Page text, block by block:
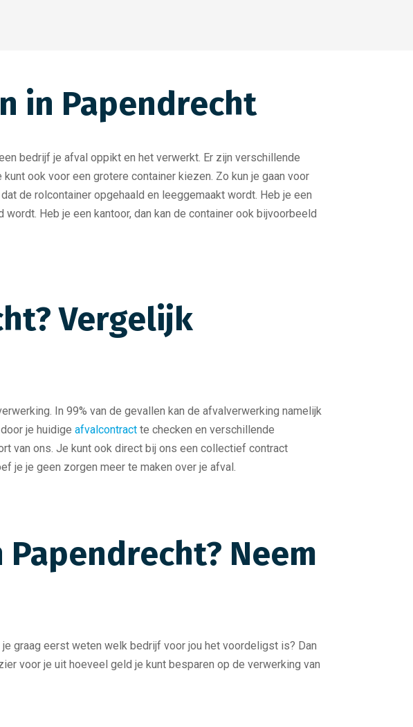
in Papendrecht
bedrijf je afval oppikt en het verwerkt. Er zijn verschillende
ook voor een grotere container kiezen. Zo kun je gaan voor
de rolcontainer opgehaald en leeggemaakt wordt. Heb je een
Heb je een kantoor, dan kan de container ook bijvoorbeeld
Vergelijk
In 99% van de gevallen kan de afvalverwerking namelijk
je huidige afvalcontract te checken en verschillende
van ons. Je kunt ook direct bij ons een collectief contract
je je geen zorgen meer te maken over je afval.
Neem
graag eerst weten welk bedrijf voor jou het voordeligst is? Dan
voor je uit hoeveel geld je kunt besparen op de verwerking van